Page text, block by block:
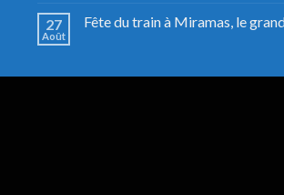
27
Août
Fête du train à Miramas, le